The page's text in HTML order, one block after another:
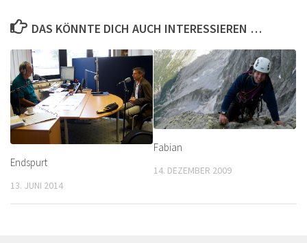
DAS KÖNNTE DICH AUCH INTERESSIEREN …
Endspurt
13. JUNI 2014
Fabian
14. DEZEMBER 2009